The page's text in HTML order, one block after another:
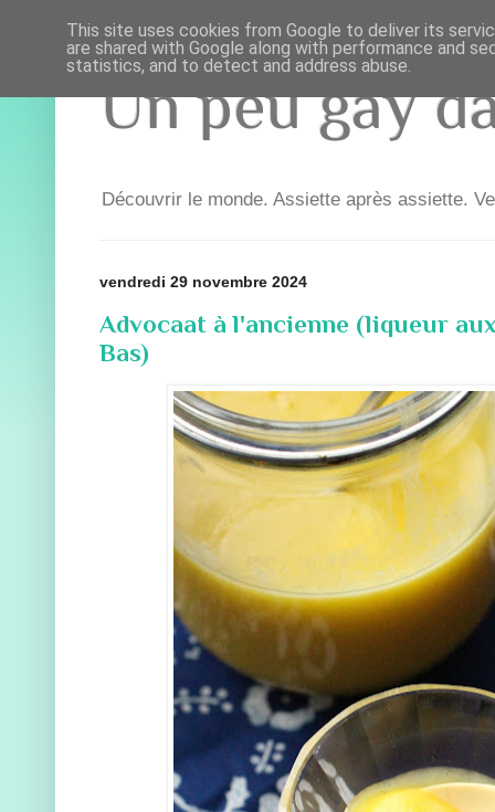
Un peu gay
Découvrir le monde. Assiette après assiette.
vendredi 29 novembre 2024
Advocaat à l'ancienne (liqueur
Bas)
This site uses cookies from Google to deliver its
are shared with Google along with performance and
statistics, and to detect and address abuse.